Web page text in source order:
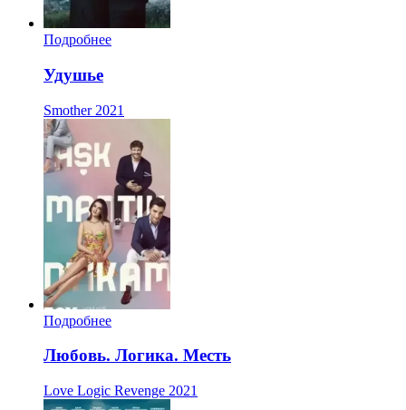
Подробнее
Удушье
Smother 2021
Подробнее
Любовь. Логика. Месть
Love Logic Revenge 2021